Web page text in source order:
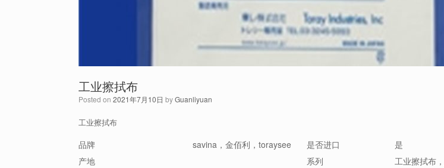
工业擦拭布
Posted on 2021年7月10日 byGuanliyuan
工业擦拭布
品牌 savina，金佰利，toraysee 是否进口
是
产地
系列 工业擦拭布，